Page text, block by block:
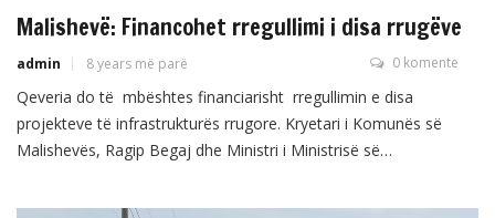
Malishevë: Financohet rregullimi i disa rrugëve
admin 8 years më parë 0 komente
Qeveria do të mbështes financiarisht rregullimin e disa
projekteve të infrastrukturës rrugore. Kryetari i Komunës së
Malishevës, Ragip Begaj dhe Ministri i Ministrisë së
memorandum mirëkuptimi për financimin e projekteve